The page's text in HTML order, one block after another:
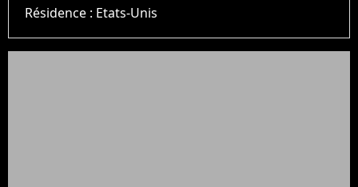
Résidence : Etats-Unis